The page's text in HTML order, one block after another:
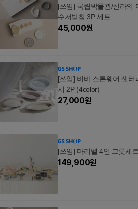
[쓰임] 국립박물관/신라의
수저받침 3P 세트
45,000원
[쓰임] 비바 스톤웨어 센터
시 2P (4color)
27,000원
[쓰임] 마리벨 4인 그릇세
149,900원